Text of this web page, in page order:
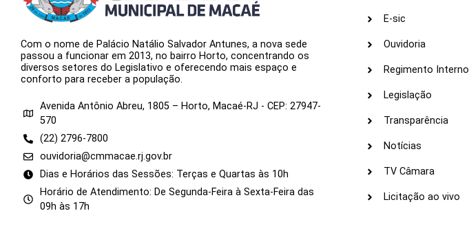
Com o nome de Palácio Natálio Salvador Antunes, a nova sede
passou a funcionar em 2013, no bairro Horto, concentrando os
diversos setores do Legislativo e oferecendo mais espaço e
conforto para receber a população.
Avenida Antônio Abreu, 1805 – Horto, Macaé-RJ - CEP: 27947-
570
(22) 2796-7800
ouvidoria@cmmacae.rj.gov.br
Dias e Horários das Sessões: Terças e Quartas às 10h
Horário de Atendimento: De Segunda-Feira à Sexta-Feira das
09h às 17h
E-sic
Ouvidoria
Regimento Interno
Legislação
Transparência
Notícias
TV Câmara
Licitação ao vivo